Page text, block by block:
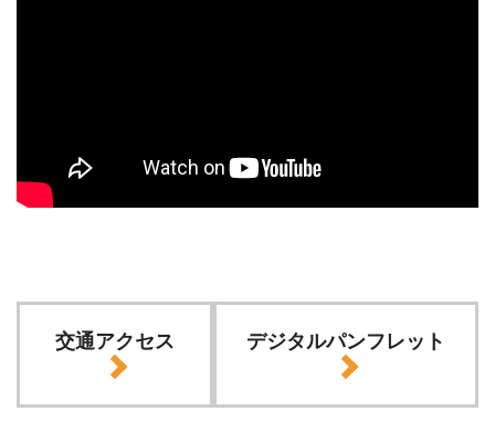
交通アクセス デジタルパンフレット